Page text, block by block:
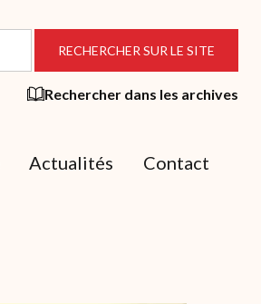
Rechercher dans les archives
Actualités Contact